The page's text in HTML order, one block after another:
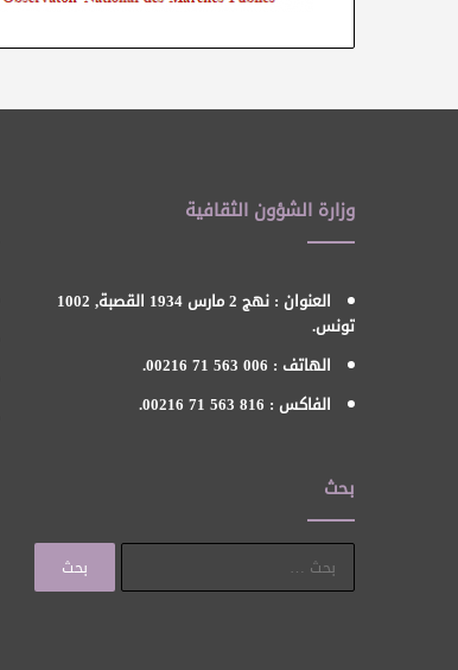
وزارة الشؤون الثقافية
العنوان : نهج 2 مارس 1934 القصبة, 1002
تونس.
الهاتف : 006 563 71 00216.
الفاكس : 816 563 71 00216.
بحث